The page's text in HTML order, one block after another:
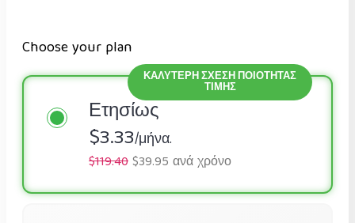
Choose your plan
Ετησίως
$3.33/μήνα.
$119.40$39.95 ανά χρόνο